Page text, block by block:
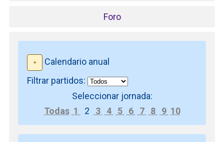
Foro
Calendario anual
Filtrar partidos:
Seleccionar jornada:
Todas 1 2 3 4 5 6 7 8 9 10